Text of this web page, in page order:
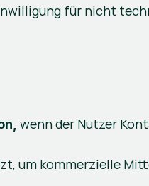
für nicht
wenn der Nutzer
um kommerzielle